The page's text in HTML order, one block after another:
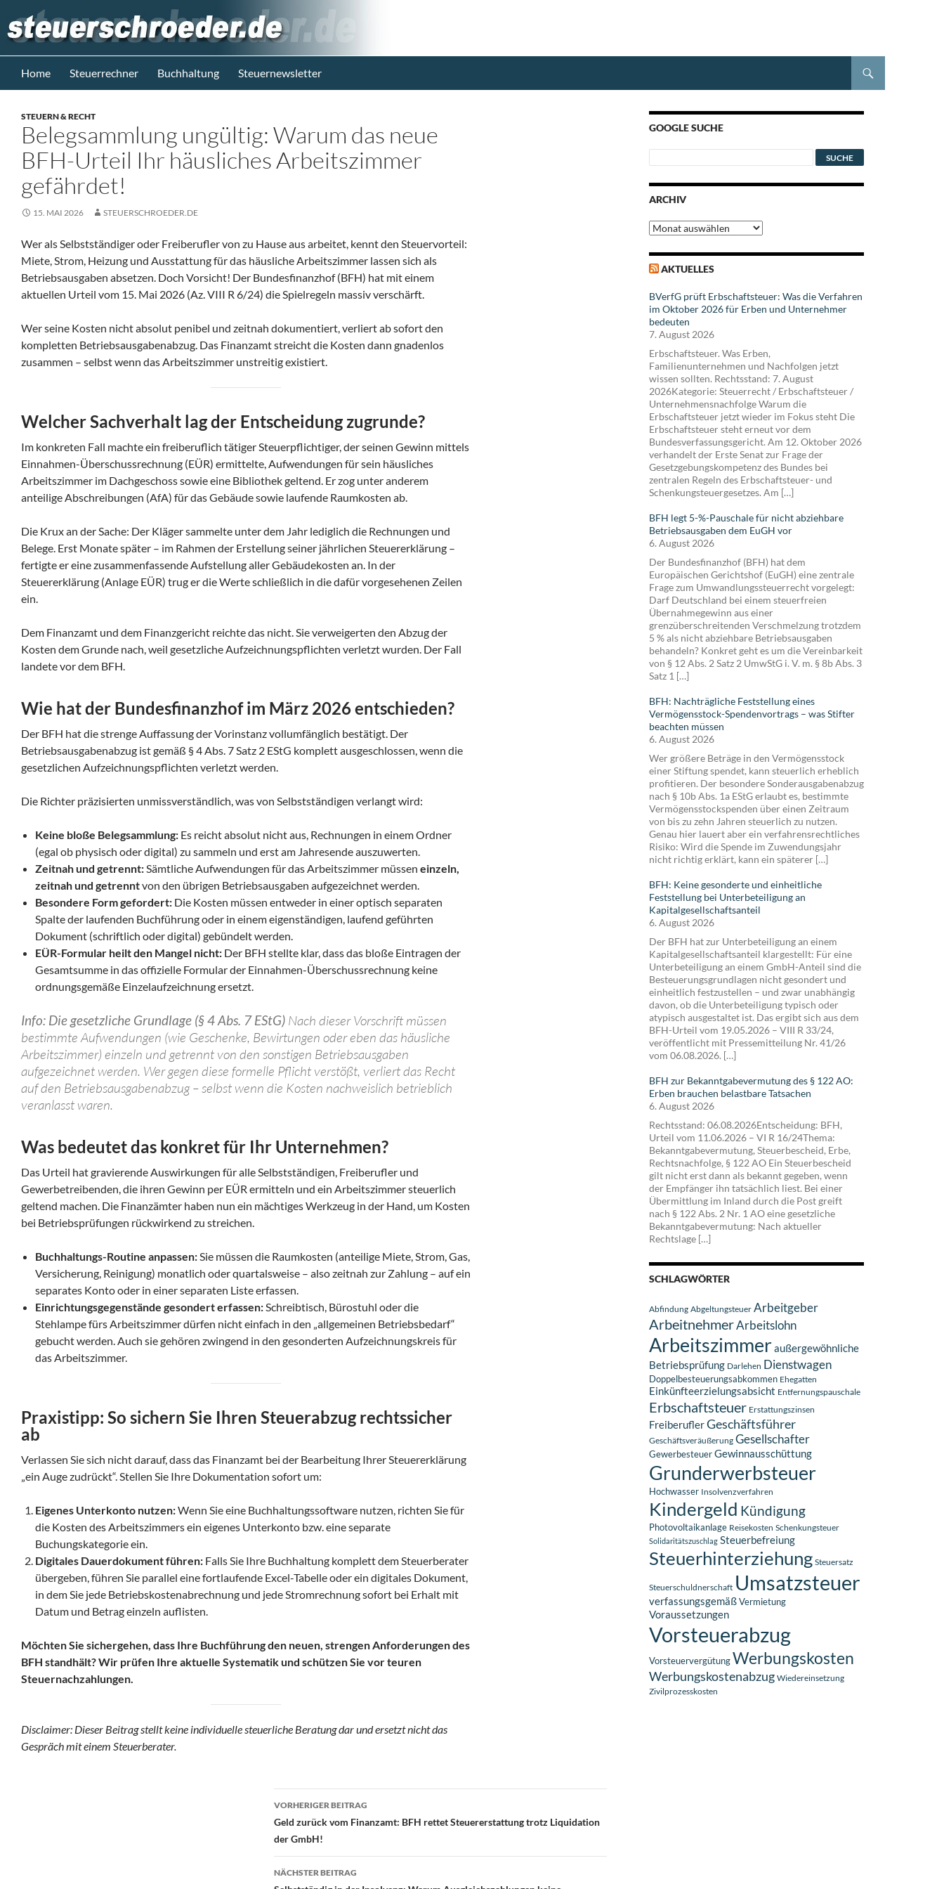
Inhalt
springen
Steuerblog www.steuerschroeder.de
Home Steuerrechner Buchhaltung Steuernewsletter
STEUERN & RECHT
Belegsammlung ungültig: Warum das neue
BFH-Urteil Ihr häusliches Arbeitszimmer
gefährdet!
15. MAI 2026 STEUERSCHROEDER.DE
Wer als Selbstständiger oder Freiberufler von zu Hause aus arbeitet, kennt den Steuervorteil:
Miete, Strom, Heizung und Ausstattung für das häusliche Arbeitszimmer lassen sich als
Betriebsausgaben absetzen. Doch Vorsicht! Der Bundesfinanzhof (BFH) hat mit einem
aktuellen Urteil vom 15. Mai 2026 (Az. VIII R 6/24) die Spielregeln massiv verschärft.
Wer seine Kosten nicht absolut penibel und zeitnah dokumentiert, verliert ab sofort den
kompletten Betriebsausgabenabzug. Das Finanzamt streicht die Kosten dann gnadenlos
zusammen – selbst wenn das Arbeitszimmer unstreitig existiert.
Welcher Sachverhalt lag der Entscheidung zugrunde?
Im konkreten Fall machte ein freiberuflich tätiger Steuerpflichtiger, der seinen Gewinn mittels
Einnahmen-Überschussrechnung (EÜR) ermittelte, Aufwendungen für sein häusliches
Arbeitszimmer im Dachgeschoss sowie eine Bibliothek geltend. Er zog unter anderem
anteilige Abschreibungen (AfA) für das Gebäude sowie laufende Raumkosten ab.
Die Krux an der Sache: Der Kläger sammelte unter dem Jahr lediglich die Rechnungen und
Belege. Erst Monate später – im Rahmen der Erstellung seiner jährlichen Steuererklärung –
fertigte er eine zusammenfassende Aufstellung aller Gebäudekosten an. In der
Steuererklärung (Anlage EÜR) trug er die Werte schließlich in die dafür vorgesehenen Zeilen
ein.
Dem Finanzamt und dem Finanzgericht reichte das nicht. Sie verweigerten den Abzug der
Kosten dem Grunde nach, weil gesetzliche Aufzeichnungspflichten verletzt wurden. Der Fall
landete vor dem BFH.
Wie hat der Bundesfinanzhof im März 2026 entschieden?
Der BFH hat die strenge Auffassung der Vorinstanz vollumfänglich bestätigt. Der
Betriebsausgabenabzug ist gemäß § 4 Abs. 7 Satz 2 EStG komplett ausgeschlossen, wenn die
gesetzlichen Aufzeichnungspflichten verletzt werden.
Die Richter präzisierten unmissverständlich, was von Selbstständigen verlangt wird:
Keine bloße Belegsammlung: Es reicht absolut nicht aus, Rechnungen in einem Ordner
(egal ob physisch oder digital) zu sammeln und erst am Jahresende auszuwerten.
Zeitnah und getrennt:Sämtliche Aufwendungen für das Arbeitszimmer müssen einzeln,
zeitnah und getrenntvon den übrigen Betriebsausgaben aufgezeichnet werden.
Besondere Form gefordert: Die Kosten müssen entweder in einer optisch separaten
Spalte der laufenden Buchführung oder in einem eigenständigen, laufend geführten
Dokument (schriftlich oder digital) gebündelt werden.
EÜR-Formular heilt den Mangel nicht: Der BFH stellte klar, dass das bloße Eintragen der
Gesamtsumme in das offizielle Formular der Einnahmen-Überschussrechnung keine
ordnungsgemäße Einzelaufzeichnung ersetzt.
Info: Die gesetzliche Grundlage (§ 4 Abs. 7 EStG) Nach dieser Vorschrift müssen
bestimmte Aufwendungen (wie Geschenke, Bewirtungen oder eben das häusliche
Arbeitszimmer) einzeln und getrennt von den sonstigen Betriebsausgaben
aufgezeichnet werden. Wer gegen diese formelle Pflicht verstößt, verliert das Recht
auf den Betriebsausgabenabzug – selbst wenn die Kosten nachweislich betrieblich
veranlasst waren.
Was bedeutet das konkret für Ihr Unternehmen?
Das Urteil hat gravierende Auswirkungen für alle Selbstständigen, Freiberufler und
Gewerbetreibenden, die ihren Gewinn per EÜR ermitteln und ein Arbeitszimmer steuerlich
geltend machen. Die Finanzämter haben nun ein mächtiges Werkzeug in der Hand, um Kosten
bei Betriebsprüfungen rückwirkend zu streichen.
Buchhaltungs-Routine anpassen:Sie müssen die Raumkosten (anteilige Miete, Strom, Gas,
Versicherung, Reinigung) monatlich oder quartalsweise – also zeitnah zur Zahlung – auf ein
separates Konto oder in einer separaten Liste erfassen.
Einrichtungsgegenstände gesondert erfassen:Schreibtisch, Bürostuhl oder die
Stehlampe fürs Arbeitszimmer dürfen nicht einfach in den „allgemeinen Betriebsbedarf“
gebucht werden. Auch sie gehören zwingend in den gesonderten Aufzeichnungskreis für
das Arbeitszimmer.
Praxistipp: So sichern Sie Ihren Steuerabzug rechtssicher
ab
Verlassen Sie sich nicht darauf, dass das Finanzamt bei der Bearbeitung Ihrer Steuererklärung
„ein Auge zudrückt“. Stellen Sie Ihre Dokumentation sofort um:
Eigenes Unterkonto nutzen:Wenn Sie eine Buchhaltungssoftware nutzen, richten Sie für
die Kosten des Arbeitszimmers ein eigenes Unterkonto bzw. eine separate
Buchungskategorie ein.
Digitales Dauerdokument führen: Falls Sie Ihre Buchhaltung komplett dem Steuerberater
übergeben, führen Sie parallel eine fortlaufende Excel-Tabelle oder ein digitales Dokument,
in dem Sie jede Betriebskostenabrechnung und jede Stromrechnung sofort bei Erhalt mit
Datum und Betrag einzeln auflisten.
Möchten Sie sichergehen, dass Ihre Buchführung den neuen, strengen Anforderungen des
BFH standhält? Wir prüfen Ihre aktuelle Systematik und schützen Sie vor teuren
Steuernachzahlungen.
Disclaimer: Dieser Beitrag stellt keine individuelle steuerliche Beratung dar und ersetzt nicht das
Gespräch mit einem Steuerberater.
Beitragsnavigation
VORHERIGER BEITRAG
Geld zurück vom Finanzamt: BFH rettet Steuererstattung trotz Liquidation
der GmbH!
NÄCHSTER BEITRAG
GOOGLE SUCHE
ARCHIV
Archiv
AKTUELLES
BVerfG prüft Erbschaftsteuer: Was die Verfahren
im Oktober 2026 für Erben und Unternehmer
bedeuten
7. August 2026
Erbschaftsteuer. Was Erben,
Familienunternehmen und Nachfolgen jetzt
wissen sollten. Rechtsstand: 7. August
2026Kategorie: Steuerrecht / Erbschaftsteuer /
Unternehmensnachfolge Warum die
Erbschaftsteuer jetzt wieder im Fokus steht Die
Erbschaftsteuer steht erneut vor dem
Bundesverfassungsgericht. Am 12. Oktober 2026
verhandelt der Erste Senat zur Frage der
Gesetzgebungskompetenz des Bundes bei
zentralen Regeln des Erbschaftsteuer- und
Schenkungsteuergesetzes. Am […]
BFH legt 5-%-Pauschale für nicht abziehbare
Betriebsausgaben dem EuGH vor
6. August 2026
Der Bundesfinanzhof (BFH) hat dem
Europäischen Gerichtshof (EuGH) eine zentrale
Frage zum Umwandlungssteuerrecht vorgelegt:
Darf Deutschland bei einem steuerfreien
Übernahmegewinn aus einer
grenzüberschreitenden Verschmelzung trotzdem
5 % als nicht abziehbare Betriebsausgaben
behandeln? Konkret geht es um die Vereinbarkeit
von § 12 Abs. 2 Satz 2 UmwStG i. V. m. § 8b Abs. 3
Satz 1 […]
BFH: Nachträgliche Feststellung eines
Vermögensstock-Spendenvortrags – was Stifter
beachten müssen
6. August 2026
Wer größere Beträge in den Vermögensstock
einer Stiftung spendet, kann steuerlich erheblich
profitieren. Der besondere Sonderausgabenabzug
nach § 10b Abs. 1a EStG erlaubt es, bestimmte
Vermögensstockspenden über einen Zeitraum
von bis zu zehn Jahren steuerlich zu nutzen.
Genau hier lauert aber ein verfahrensrechtliches
Risiko: Wird die Spende im Zuwendungsjahr
nicht richtig erklärt, kann ein späterer […]
BFH: Keine gesonderte und einheitliche
Feststellung bei Unterbeteiligung an
Kapitalgesellschaftsanteil
6. August 2026
Der BFH hat zur Unterbeteiligung an einem
Kapitalgesellschaftsanteil klargestellt: Für eine
Unterbeteiligung an einem GmbH-Anteil sind die
Besteuerungsgrundlagen nicht gesondert und
einheitlich festzustellen – und zwar unabhängig
davon, ob die Unterbeteiligung typisch oder
atypisch ausgestaltet ist. Das ergibt sich aus dem
BFH-Urteil vom 19.05.2026 – VIII R 33/24,
veröffentlicht mit Pressemitteilung Nr. 41/26
vom 06.08.2026. […]
BFH zur Bekanntgabevermutung des § 122 AO:
Erben brauchen belastbare Tatsachen
6. August 2026
Rechtsstand: 06.08.2026Entscheidung: BFH,
Urteil vom 11.06.2026 – VI R 16/24Thema:
Bekanntgabevermutung, Steuerbescheid, Erbe,
Rechtsnachfolge, § 122 AO Ein Steuerbescheid
gilt nicht erst dann als bekannt gegeben, wenn
der Empfänger ihn tatsächlich liest. Bei einer
Übermittlung im Inland durch die Post greift
nach § 122 Abs. 2 Nr. 1 AO eine gesetzliche
Bekanntgabevermutung: Nach aktueller
Rechtslage […]
SCHLAGWÖRTER
Abfindung Abgeltungsteuer Arbeitgeber
ArbeitnehmerArbeitslohn
Arbeitszimmeraußergewöhnliche
Betriebsprüfung Darlehen Dienstwagen
Doppelbesteuerungsabkommen Ehegatten
Einkünfteerzielungsabsicht Entfernungspauschale
Erbschaftsteuer Erstattungszinsen
FreiberuflerGeschäftsführer
Geschäftsveräußerung Gesellschafter
GewerbesteuerGewinnausschüttung
Grunderwerbsteuer
Hochwasser Insolvenzverfahren
Kindergeld Kündigung
Photovoltaikanlage Reisekosten Schenkungsteuer
Solidaritätszuschlag Steuerbefreiung
Steuerhinterziehung Steuersatz
Steuerschuldnerschaft Umsatzsteuer
verfassungsgemäßVermietung
Voraussetzungen
Vorsteuerabzug
VorsteuervergütungWerbungskosten
Werbungskostenabzug Wiedereinsetzung
Zivilprozesskosten
Steuerberater
M. Schröder
Berlin